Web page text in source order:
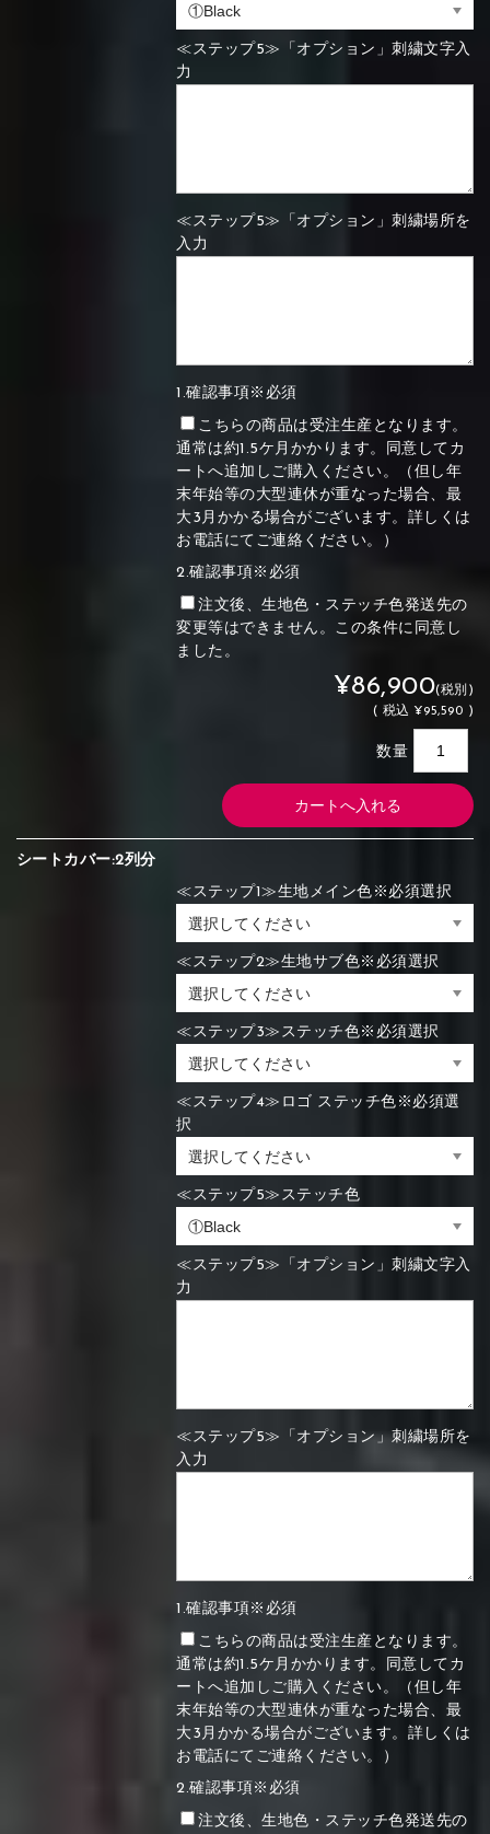
≪ステップ5≫「オプション」刺繍文字入
力
≪ステップ5≫「オプション」刺繍場所を
入力
1.確認事項※必須
こちらの商品は受注生産となります。
通常は約1.5ケ月かかります。同意してカ
ートへ追加しご購入ください。（但し年
末年始等の大型連休が重なった場合、最
大3月かかる場合がございます。詳しくは
お電話にてご連絡ください。）
2.確認事項※必須
注文後、生地色・ステッチ色発送先の
変更等はできません。この条件に同意し
ました。
¥86,900(税別)
( 税込 ¥95,590 )
数量
シートカバー:2列分
≪ステップ1≫生地メイン色※必須選択
≪ステップ2≫生地サブ色※必須選択
≪ステップ3≫ステッチ色※必須選択
≪ステップ4≫ロゴ ステッチ色※必須選
択
≪ステップ5≫ステッチ色
≪ステップ5≫「オプション」刺繍文字入
力
≪ステップ5≫「オプション」刺繍場所を
入力
1.確認事項※必須
こちらの商品は受注生産となります。
通常は約1.5ケ月かかります。同意してカ
ートへ追加しご購入ください。（但し年
末年始等の大型連休が重なった場合、最
大3月かかる場合がございます。詳しくは
お電話にてご連絡ください。）
2.確認事項※必須
注文後、生地色・ステッチ色発送先の